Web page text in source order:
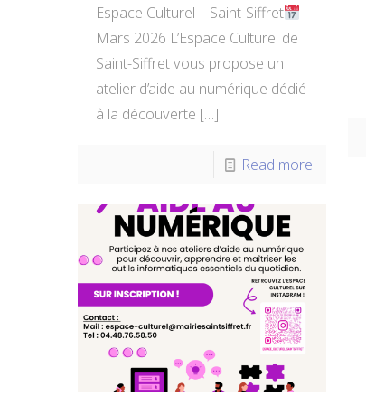
Espace Culturel – Saint-Siffret
Mars 2026 L’Espace Culturel de
Saint-Siffret vous propose un
atelier d’aide au numérique dédié
à la découverte […]
Read more